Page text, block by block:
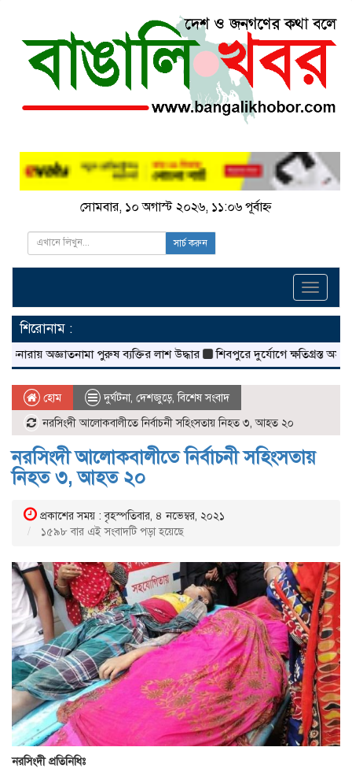
সোমবার, ১০ অগাস্ট ২০২৬, ১১:০৬ পূর্বাহ্ন
সার্চ করুন
Toggle
শিরোনাম :
অজ্ঞাতনামা পুরুষ ব্যক্তির লাশ উদ্ধার শিবপুরে দুর্যোগে ক্ষতিগ্রস্ত অসহায়
হোম দুর্ঘটনা, দেশজুড়ে,বিশেষ সংবাদ
নরসিংদী আলোকবালীতে নির্বাচনী সহিংসতায় নিহত ৩, আহত ২০
নরসিংদী আলোকবালীতে নির্বাচনী সহিংসতায়
নিহত ৩, আহত ২০
প্রকাশের সময় : বৃহস্পতিবার, ৪ নভেম্বর, ২০২১
১৫৯৮ বার এই সংবাদটি পড়া হয়েছে
নরসিংদী প্রতিনিধিঃ